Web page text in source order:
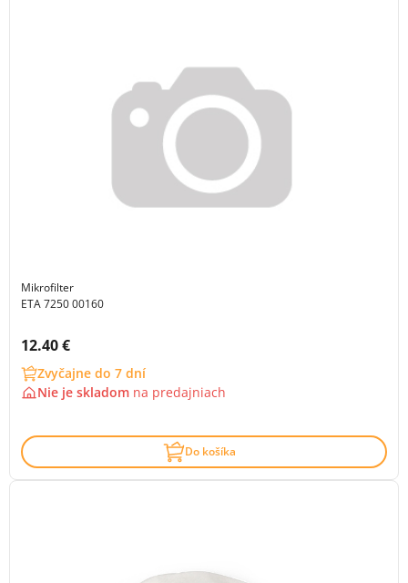
Mikrofilter
ETA 7250 00160
Cena s DPH:
12.40 €
Zvyčajne do 7 dní
Nie je skladom na predajniach
Do košíka